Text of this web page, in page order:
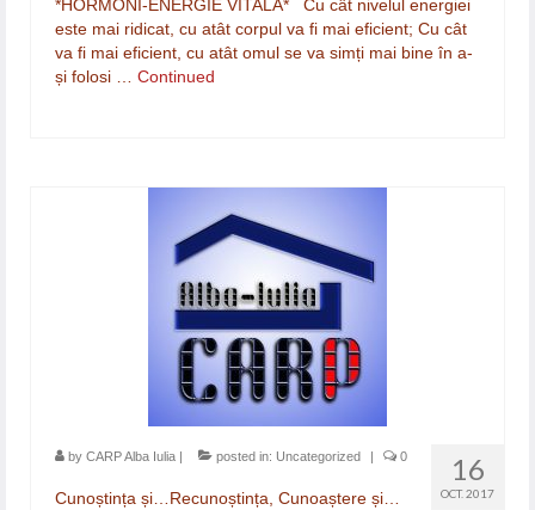
*HORMONI-ENERGIE VITALĂ* Cu cât nivelul energiei
este mai ridicat, cu atât corpul va fi mai eficient; Cu cât
va fi mai eficient, cu atât omul se va simți mai bine în a-
și folosi … Continued
16
OCT. 2017
by CARP Alba Iulia posted in: Uncategorized 0
Cunoștința și…Recunoștința, Cunoaștere și…